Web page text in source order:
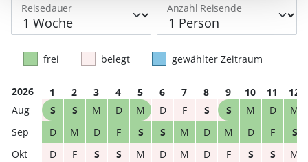
Reisedauer Anzahl Reisende
frei belegt gewählter Zeitraum
2026 1 2 3 4 5 6 7 8 9 10 11
12
S
S M D M D F S S M D
M
D
M D F S S M D M D F
S
D
F S S M D M D F S S
M